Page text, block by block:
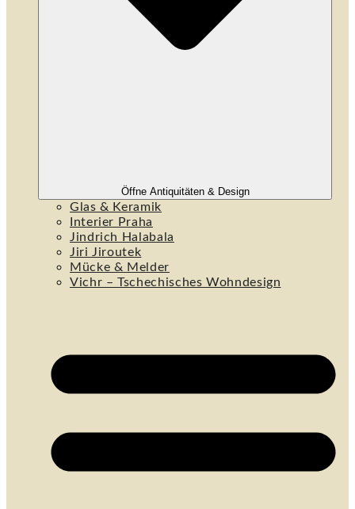
Öffne Antiquitäten & Design
Glas & Keramik
Interier Praha
Jindrich Halabala
Jiri Jiroutek
Mücke & Melder
Vichr – Tschechisches Wohndesign